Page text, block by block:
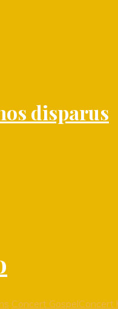
disparus
Concert GospelConcert